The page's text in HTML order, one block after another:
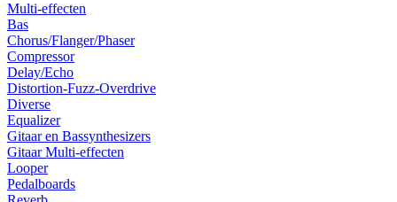
Multi-effecten
Bas
Chorus/Flanger/Phaser
Compressor
Delay/Echo
Distortion-Fuzz-Overdrive
Diverse
Equalizer
Gitaar en Bassynthesizers
Gitaar Multi-effecten
Looper
Pedalboards